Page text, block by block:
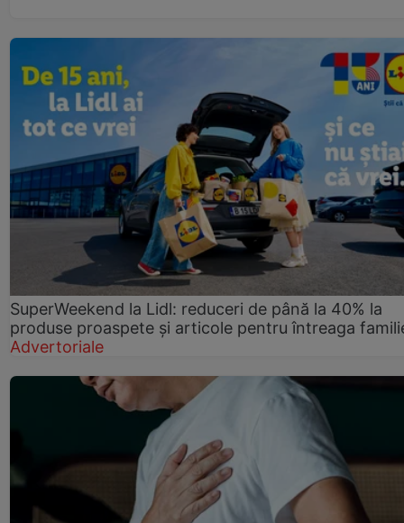
SuperWeekend la Lidl: reduceri de până la 40% la
produse proaspete și articole pentru întreaga
Advertoriale